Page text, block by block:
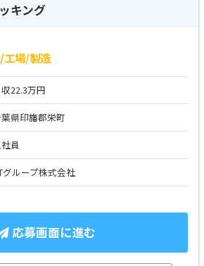
キング
工場/製造
22.3万円
県印旛郡栄町
員
グループ株式会社
応募画面に進む